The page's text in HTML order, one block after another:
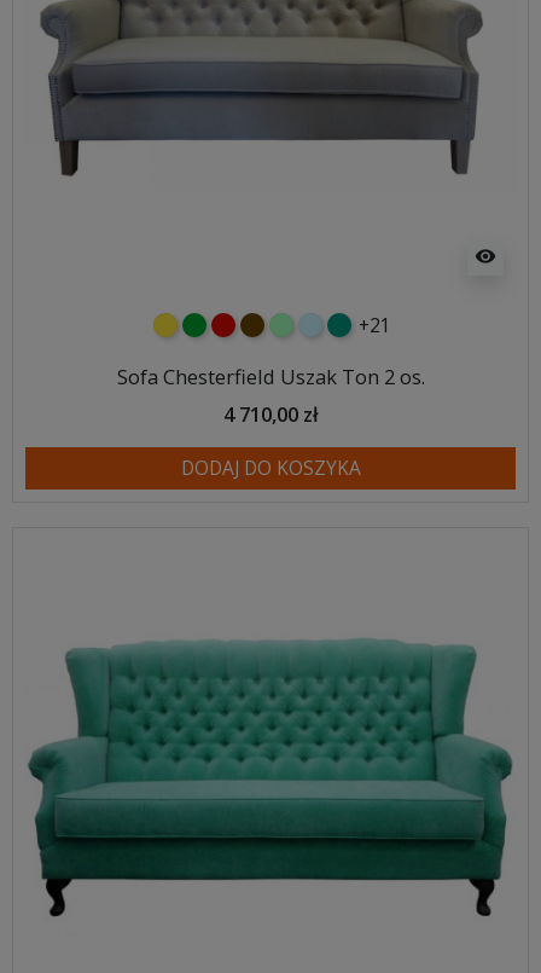
visibility
żółtyzielonyczerwony
czekoladowy
miętowybłękitny
turkusowy
+21
Sofa Chesterfield Uszak Ton 2 os.
4 710,00 zł
DODAJ DO KOSZYKA